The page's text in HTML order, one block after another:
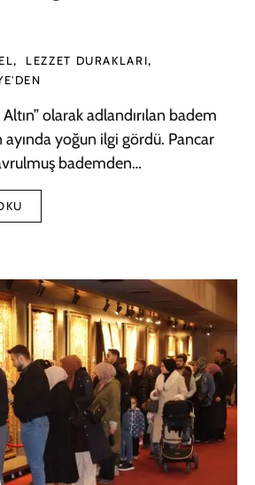
LEZZET DURAKLARI
Altın” olarak adlandırılan badem
ayında yoğun ilgi gördü. Pancar
bademden…